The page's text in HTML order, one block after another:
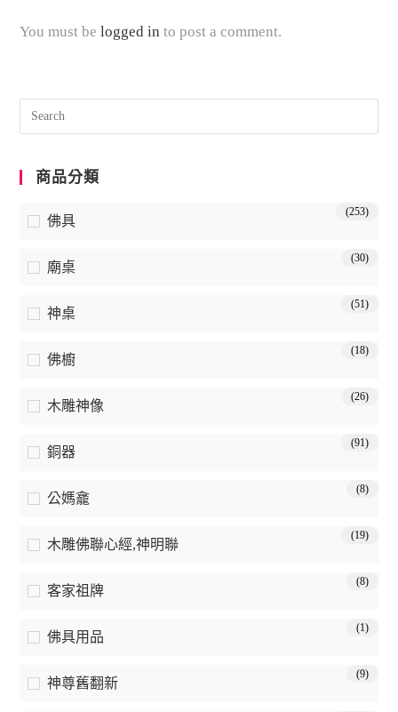
You must belogged in to post a comment.
商品分類
佛具
(253)
廟桌
(30)
神桌
(51)
佛櫥
(18)
木雕神像
(26)
銅器
(91)
公媽龕
(8)
木雕佛聯心經,神明聯
(19)
客家祖牌
(8)
佛具用品
(1)
神尊舊翻新
(9)